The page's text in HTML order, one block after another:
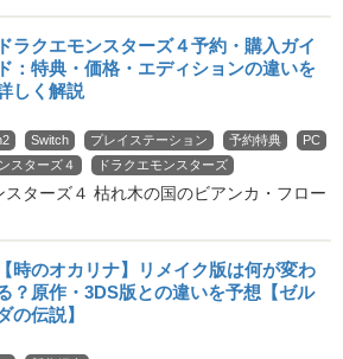
ドラクエモンスターズ４予約・購入ガイ
ド：特典・価格・エディションの違いを
しく解説
Switch プレイステーション 予約特典
PC
スターズ４ ドラクエモンスターズ
スターズ４ 枯れ木の国のビアンカ・フロー
【時のオカリナ】リメイク版は何が変わ
？原作・3DS版との違いを予想【ゼル
の伝説】